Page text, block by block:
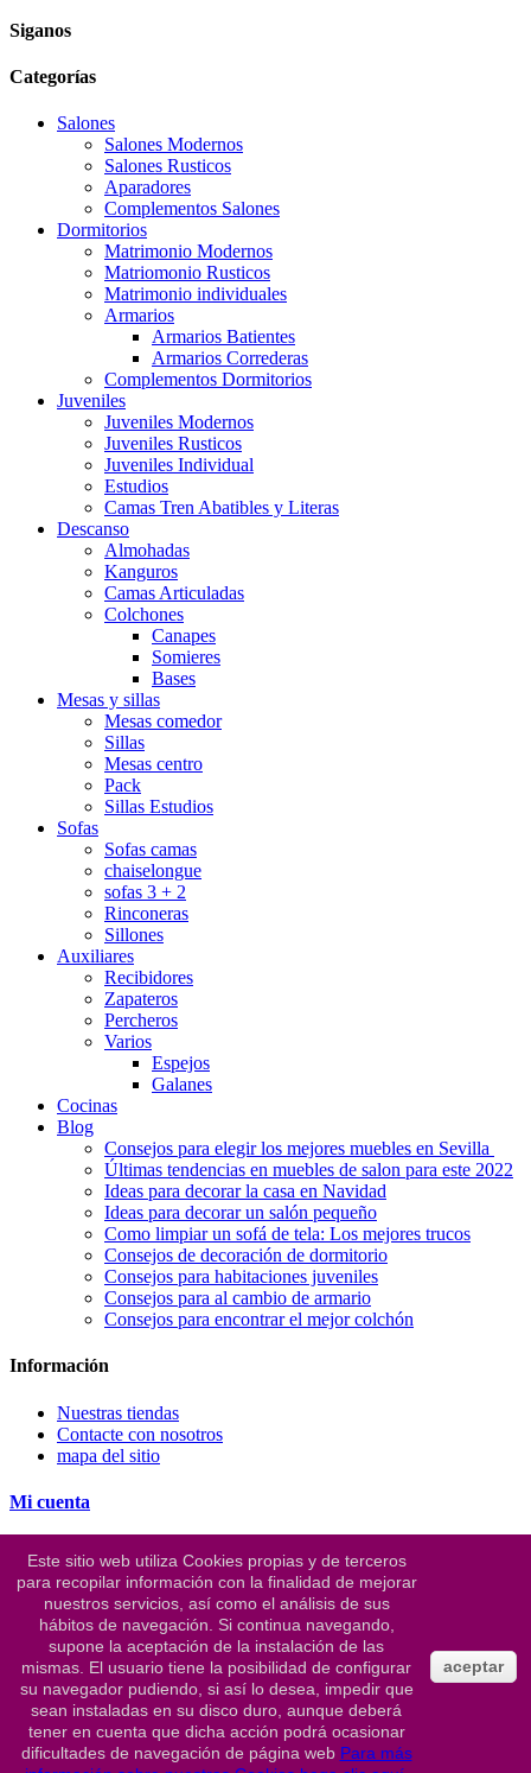
Siganos
Categorías
Salones
Salones Modernos
Salones Rusticos
Aparadores
Complementos Salones
Dormitorios
Matrimonio Modernos
Matriomonio Rusticos
Matrimonio individuales
Armarios
Armarios Batientes
Armarios Correderas
Complementos Dormitorios
Juveniles
Juveniles Modernos
Juveniles Rusticos
Juveniles Individual
Estudios
Camas Tren Abatibles y Literas
Descanso
Almohadas
Kanguros
Camas Articuladas
Colchones
Canapes
Somieres
Bases
Mesas y sillas
Mesas comedor
Sillas
Mesas centro
Pack
Sillas Estudios
Sofas
Sofas camas
chaiselongue
sofas 3 + 2
Rinconeras
Sillones
Auxiliares
Recibidores
Zapateros
Percheros
Varios
Espejos
Galanes
Cocinas
Blog
Consejos para elegir los mejores muebles en Sevilla
Últimas tendencias en muebles de salon para este 2022
Ideas para decorar la casa en Navidad
Ideas para decorar un salón pequeño
Como limpiar un sofá de tela: Los mejores trucos
Consejos de decoración de dormitorio
Consejos para habitaciones juveniles
Consejos para al cambio de armario
Consejos para encontrar el mejor colchón
Información
Nuestras tiendas
Contacte con nosotros
mapa del sitio
Mi cuenta
Mis vales descuento
Mis direcciones
Mis datos personales
Configuración la tienda
Muebles Olias Ocaña, C/ San José de Palmete, nº13 /Nave 3
Sevilla - 41016
Llámanos ahora:954 25 27 52 - 652 93 96 52
Este sitio web utiliza Cookies propias y de terceros
para recopilar información con la finalidad de mejorar
nuestros servicios, así como el análisis de sus
hábitos de navegación. Si continua navegando,
supone la aceptación de la instalación de las
mismas. El usuario tiene la posibilidad de configurar
su navegador pudiendo, si así lo desea, impedir que
sean instaladas en su disco duro, aunque deberá
tener en cuenta que dicha acción podrá ocasionar
dificultades de navegación de página web Para más
aceptar